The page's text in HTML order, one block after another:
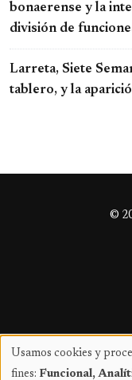
bonaerense y la
división de
Larreta, Siete
tablero, y la
©
Uso
Usamos cookies y
fines: Funcional,